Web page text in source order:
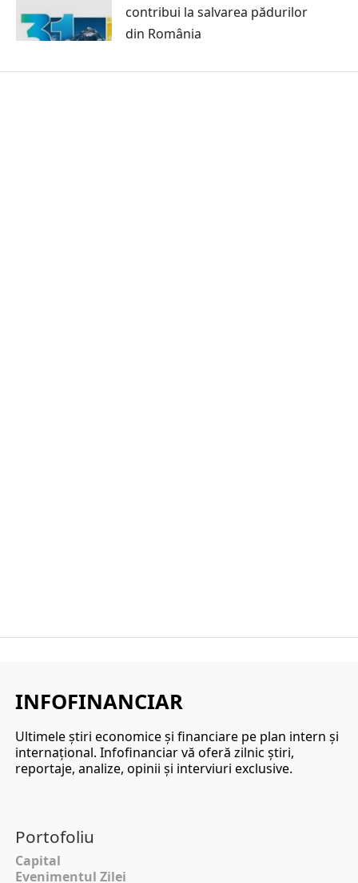
contribui la salvarea pădurilor
din România
INFOFINANCIAR
Ultimele ştiri economice şi financiare pe plan intern şi
internaţional. Infofinanciar vă oferă zilnic ştiri,
reportaje, analize, opinii şi interviuri exclusive.
Portofoliu
Capital
Evenimentul Zilei